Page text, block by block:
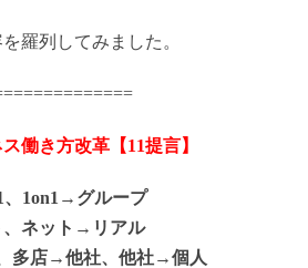
羅列してみました。
働き方改革【11提言】
、1on1→グループ
ネット→リアル
多店→他社、他社→個人